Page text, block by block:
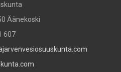
Äänekoski
607